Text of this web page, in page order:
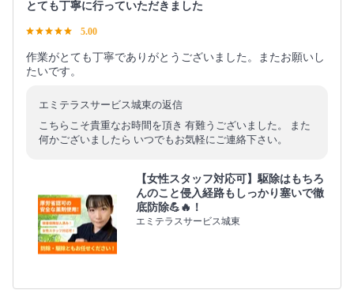
とても丁寧に行っていただきました
5.00
作業がとても丁寧でありがとうございました。またお願いし
たいです。
エミテラスサービス城東の返信
こちらこそ貴重なお時間を頂き 有難うございました。 また
何かございましたら いつでもお気軽にご連絡下さい。
【女性スタッフ対応可】駆除はもちろ
んのこと侵入経路もしっかり塞いで徹
底防除💪🔥！
エミテラスサービス城東